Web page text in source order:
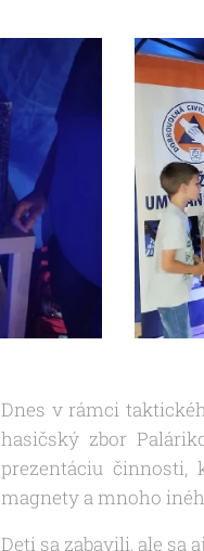
Dnes v rámci
hasičský zbor
prezentáciu činnosti,
magnety a mnoho
Deti sa zabavili, ale sa